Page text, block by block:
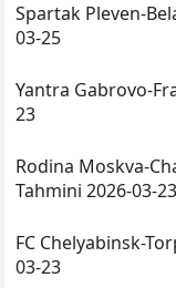
Spartak Pleven-
03-25
Yantra Gabrovo-
23
Rodina Moskva-
Tahmini 2026-03-23
FC Chelyabinsk-
03-23